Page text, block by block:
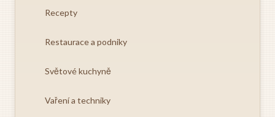
Recepty
Restaurace a podniky
Světové kuchyně
Vaření a techniky